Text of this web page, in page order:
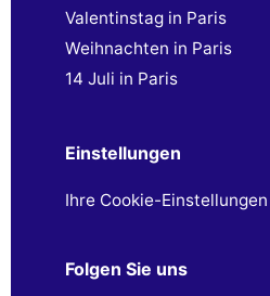
Valentinstag in Paris
Weihnachten in Paris
14 Juli in Paris
Einstellungen
Ihre Cookie-Einstellungen
Folgen Sie uns